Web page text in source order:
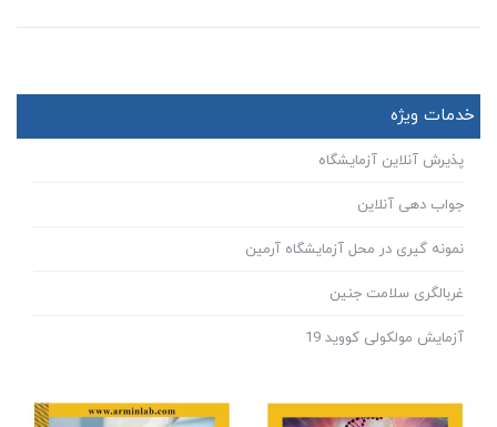
خدمات ویژه
پذیرش آنلاین آزمایشگاه
جواب دهی آنلاین
نمونه گیری در محل آزمایشگاه آرمین
غربالگری سلامت جنین
آزمایش مولکولی کووید 19